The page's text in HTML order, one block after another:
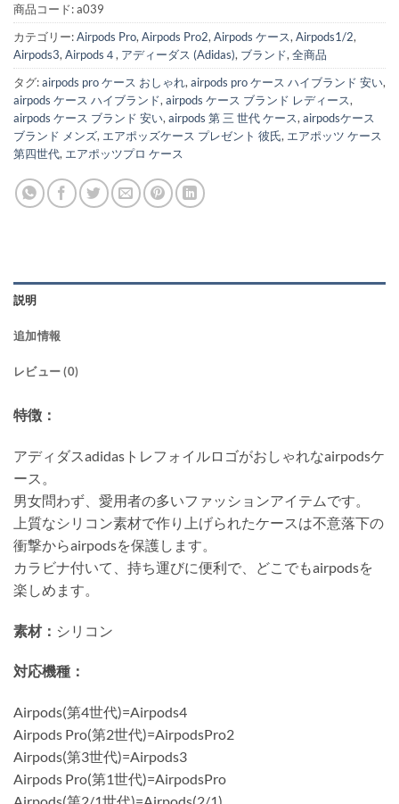
商品コード:a039
カテゴリー:Airpods Pro, Airpods Pro2, Airpods ケース, Airpods1/2,
Airpods3, Airpods４, アディーダス (Adidas), ブランド, 全商品
タグ:airpods pro ケース おしゃれ, airpods pro ケース ハイブランド 安い,
airpods ケース ハイブランド, airpods ケース ブランド レディース,
airpods ケース ブランド 安い, airpods 第 三 世代 ケース, airpodsケース
ブランド メンズ, エアポッズケース プレゼント 彼氏, エアポッツ ケース
第四世代, エアポッツプロ ケース
説明
追加情報
レビュー (0)
特徴：
アディダスadidasトレフォイルロゴがおしゃれなairpodsケ
ース。
男女問わず、愛用者の多いファッションアイテムです。
上質なシリコン素材で作り上げられたケースは不意落下の
衝撃からairpodsを保護します。
カラビナ付いて、持ち運びに便利で、どこでもairpodsを
楽しめます。
素材： シリコン
対応機種：
Airpods(第4世代)=Airpods4
Airpods Pro(第2世代)=AirpodsPro2
Airpods(第3世代)=Airpods3
Airpods Pro(第1世代)=AirpodsPro